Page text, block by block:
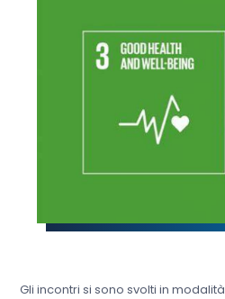
Gli incontri si sono svolti in